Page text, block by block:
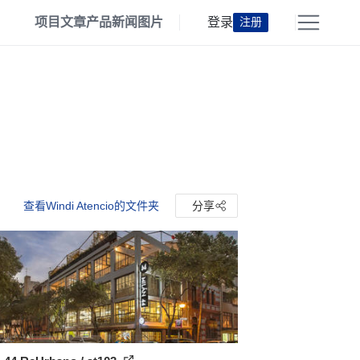
项目文章产品新闻 图片 登录 注册
查看Windi Atencio的文件夹 分享